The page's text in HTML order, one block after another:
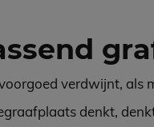
verdwijnt, als
denkt,